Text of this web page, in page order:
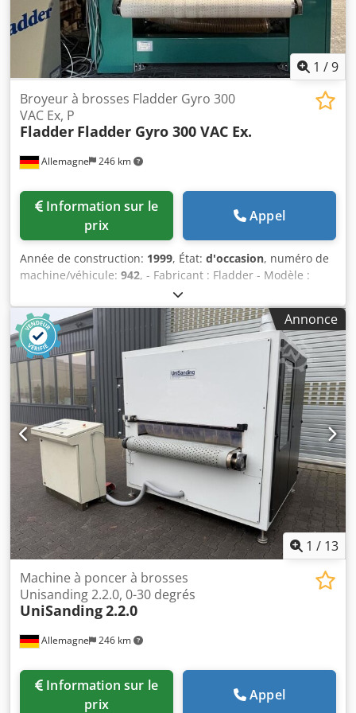
1 /9
Allemagne 246 km
Broyeur à brosses Fladder Gyro 300
VAC Ex, P
Fladder Fladder Gyro 300 VAC Ex.
prix
Appel
Année de construction: 1999, État: d'occasion, numéro de
machine/véhicule: 942, - Fabricant : Fladder - Modèle :
Gyro 300 VAC Ex - Largeur de travail : 1300 mm - Année de
fabrication : 1999 - Nombre de têtes à brosses : 6 pcs -
Agrégat de ponçage rotatif et oscillant - 2 ventilateurs à
dépression - Puissance du moteur : 7,5 kW - Avec bande
transporteuse sous vide - Raccordement électrique,
armoire électrique 1, machine : 10 kW - Raccordement
électrique, armoire électrique 2, ventilateur à vide : 15 kW
- Avancement réglable en continu : 2 - 10 m/min -
Longueur : 2070 mm - Largeur : 2370 mm - Hauteur : 2240
mm Dedpfx Aljvvl H Nedjck - Poids : 2300 kg - Armoire
électrique séparée, dimensions : L : 800 mm, P : 400 mm,
H : 1700 mm - Emplacement : en stock - Tension,
fréquence : 400 V / 50 Hz
Annonce
1 / 13
Allemagne 246 km
Machine à poncer à brosses
Unisanding 2.2.0, 0-30 degrés
UniSanding2.2.0
prix
Appel